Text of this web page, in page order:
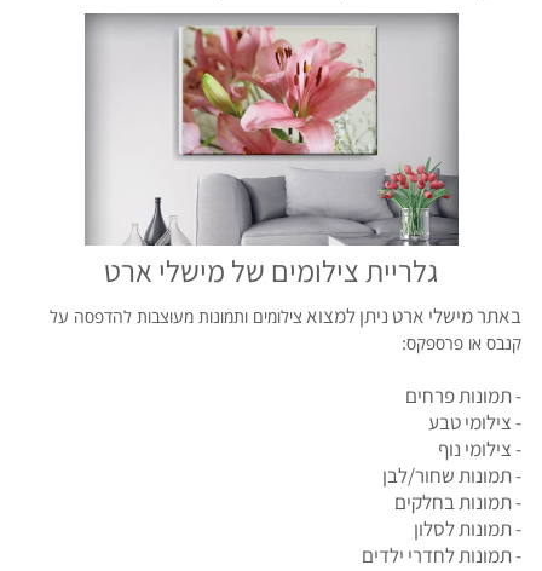
גלריית צילומים של מישלי ארט
באתר מישלי ארט ניתן למצואצילומים ותמונות מעוצבות להדפסה על
קנבס או פרספקס:
- תמונות פרחים
- צילומי טבע
- צילומי נוף
- תמונות שחור/לבן
- תמונות בחלקים
- תמונות לסלון
- תמונות לחדרי ילדים